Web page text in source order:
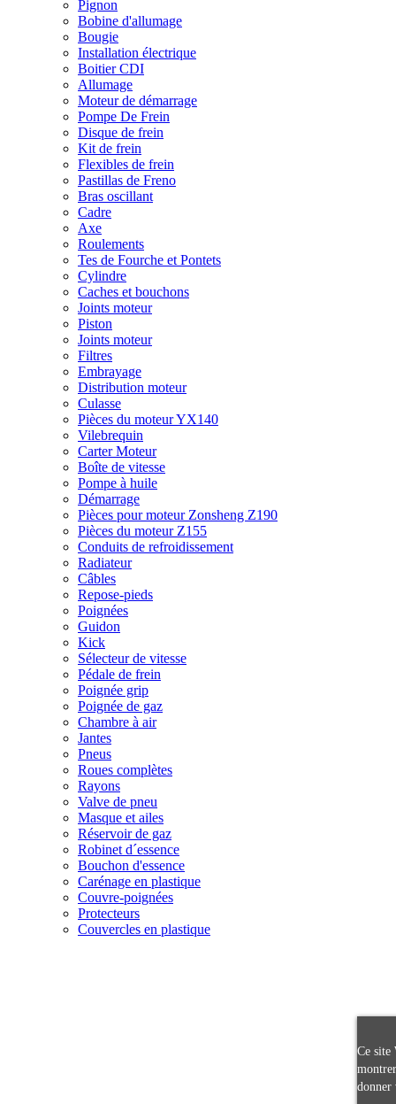
Pignon
Bobine d'allumage
Bougie
Installation électrique
Boitier CDI
Allumage
Moteur de démarrage
Pompe De Frein
Disque de frein
Kit de frein
Flexibles de frein
Pastillas de Freno
Bras oscillant
Cadre
Axe
Roulements
Tes de Fourche et Pontets
Cylindre
Caches et bouchons
Joints moteur
Piston
Joints moteur
Filtres
Embrayage
Distribution moteur
Culasse
Pièces du moteur YX140
Vilebrequin
Carter Moteur
Boîte de vitesse
Pompe à huile
Démarrage
Pièces pour moteur Zonsheng Z190
Pièces du moteur Z155
Conduits de refroidissement
Radiateur
Câbles
Repose-pieds
Poignées
Guidon
Kick
Sélecteur de vitesse
Pédale de frein
Poignée grip
Poignée de gaz
Chambre à air
Jantes
Pneus
Roues complètes
Rayons
Valve de pneu
Masque et ailes
Réservoir de gaz
Robinet d´essence
Bouchon d'essence
Carénage en plastique
Couvre-poignées
Protecteurs
Couvercles en plastique
Ce site
donner